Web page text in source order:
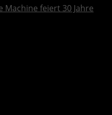
Machine feiert 30 Jahre